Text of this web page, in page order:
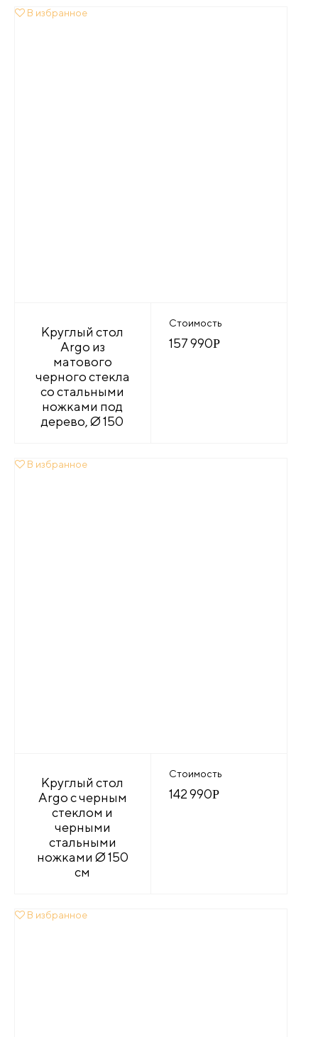
В избранное
Круглый стол
Argo из
матового
черного стекла
со стальными
ножками под
дерево, Ø 150
Стоимость
157 990Р
В избранное
Круглый стол
Argo с черным
стеклом и
черными
стальными
ножками Ø 150
см
Стоимость
142 990Р
В избранное